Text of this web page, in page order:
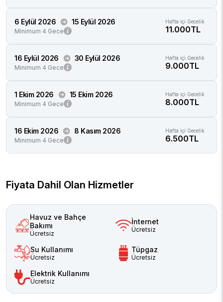
6 Eylül 2026 15 Eylül 2026
Minimum 4 Gece
Hafta içi Gecelik
11.000TL
16 Eylül 2026 30 Eylül 2026
Minimum 4 Gece
Hafta içi Gecelik
9.000TL
1 Ekim 2026 15 Ekim 2026
Minimum 4 Gece
Hafta içi Gecelik
8.000TL
16 Ekim 2026 8 Kasım 2026
Minimum 4 Gece
Hafta içi Gecelik
6.500TL
Fiyata Dahil Olan Hizmetler
Havuz ve Bahçe
Bakımı
Ücretsiz
İnternet
Ücretsiz
Su Kullanımı
Ücretsiz
Tüpgaz
Ücretsiz
Elektrik Kullanımı
Ücretsiz